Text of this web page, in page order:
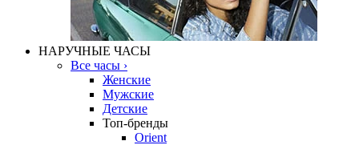
НАРУЧНЫЕ ЧАСЫ
Все часы ›
Женские
Мужские
Детские
Топ-бренды
Orient